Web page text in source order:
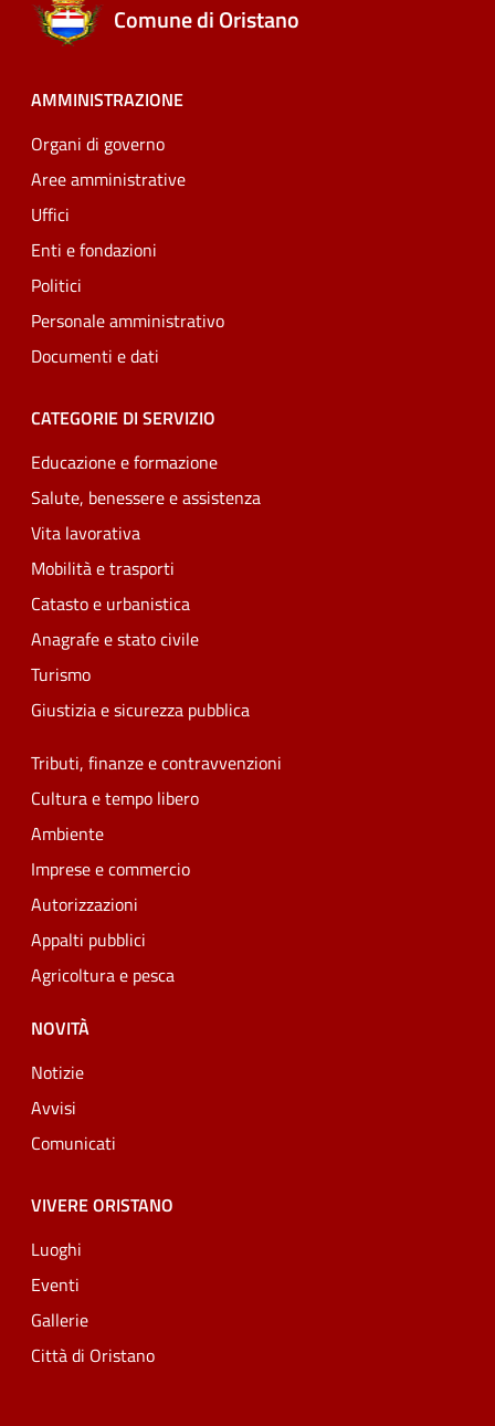
Comune di Oristano
AMMINISTRAZIONE
Organi di governo
Aree amministrative
Uffici
Enti e fondazioni
Politici
Personale amministrativo
Documenti e dati
CATEGORIE DI SERVIZIO
Educazione e formazione
Salute, benessere e assistenza
Vita lavorativa
Mobilità e trasporti
Catasto e urbanistica
Anagrafe e stato civile
Turismo
Giustizia e sicurezza pubblica
Tributi, finanze e contravvenzioni
Cultura e tempo libero
Ambiente
Imprese e commercio
Autorizzazioni
Appalti pubblici
Agricoltura e pesca
NOVITÀ
Notizie
Avvisi
Comunicati
VIVERE ORISTANO
Luoghi
Eventi
Gallerie
Città di Oristano